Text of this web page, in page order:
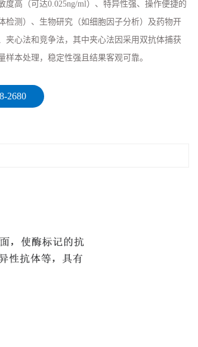
高（可达0.025ng/ml）、特异性强、操作便捷的
检测）、生物研究（如细胞因子分析）及药物开
夹心法和竞争法，其中夹心法因采用双抗体捕获
本处理，稳定性强且结果客观可靠。
2680